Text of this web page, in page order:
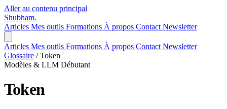
Aller au contenu principal
Shubham.
Articles Mes outils Formations À propos Contact Newsletter
Articles Mes outils Formations À propos Contact Newsletter
Glossaire / Token
Modèles & LLM Débutant
Token